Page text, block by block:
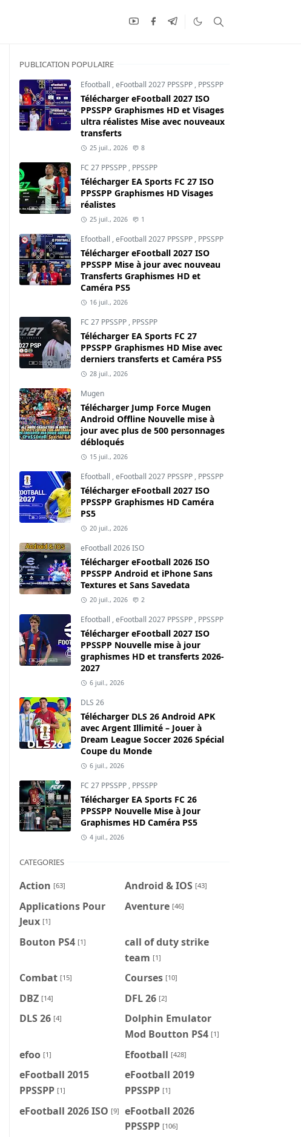
PUBLICATION POPULAIRE
Efootball ,eFootball 2027 PPSSPP , PPSSPP
Télécharger eFootball 2027 ISO
PPSSPP Graphismes HD et Visages
ultra réalistes Mise avec nouveaux
transferts
25 juil., 2026 8
FC 27 PPSSPP , PPSSPP
Télécharger EA Sports FC 27 ISO
PPSSPP Graphismes HD Visages
réalistes
25 juil., 2026 1
Efootball ,eFootball 2027 PPSSPP , PPSSPP
Télécharger eFootball 2027 ISO
PPSSPP Mise à jour avec nouveau
Transferts Graphismes HD et
Caméra PS5
16 juil., 2026
FC 27 PPSSPP , PPSSPP
Télécharger EA Sports FC 27
PPSSPP Graphismes HD Mise avec
derniers transferts et Caméra PS5
28 juil., 2026
Mugen
Télécharger Jump Force Mugen
Android Offline Nouvelle mise à
jour avec plus de 500 personnages
débloqués
15 juil., 2026
Efootball ,eFootball 2027 PPSSPP , PPSSPP
Télécharger eFootball 2027 ISO
PPSSPP Graphismes HD Caméra
PS5
20 juil., 2026
eFootball 2026 ISO
Télécharger eFootball 2026 ISO
PPSSPP Android et iPhone Sans
Textures et Sans Savedata
20 juil., 2026 2
Efootball ,eFootball 2027 PPSSPP , PPSSPP
Télécharger eFootball 2027 ISO
PPSSPP Nouvelle mise à jour
graphismes HD et transferts 2026-
2027
6 juil., 2026
DLS 26
Télécharger DLS 26 Android APK
avec Argent Illimité – Jouer à
Dream League Soccer 2026 Spécial
Coupe du Monde
6 juil., 2026
FC 27 PPSSPP , PPSSPP
Télécharger EA Sports FC 26
PPSSPP Nouvelle Mise à Jour
Graphismes HD Caméra PS5
4 juil., 2026
CATEGORIES
Action [63] Android & IOS [43]
Applications Pour
Jeux [1]
Aventure [46]
Bouton PS4 [1]
call of duty strike
team [1]
Combat [15] Courses [10]
DBZ [14] DFL 26 [2]
DLS 26 [4]
Dolphin Emulator
Mod Boutton PS4 [1]
efoo [1] Efootball [428]
eFootball 2015
PPSSPP [1]
eFootball 2019
PPSSPP [1]
eFootball 2026 ISO [9]
eFootball 2026
PPSSPP [106]